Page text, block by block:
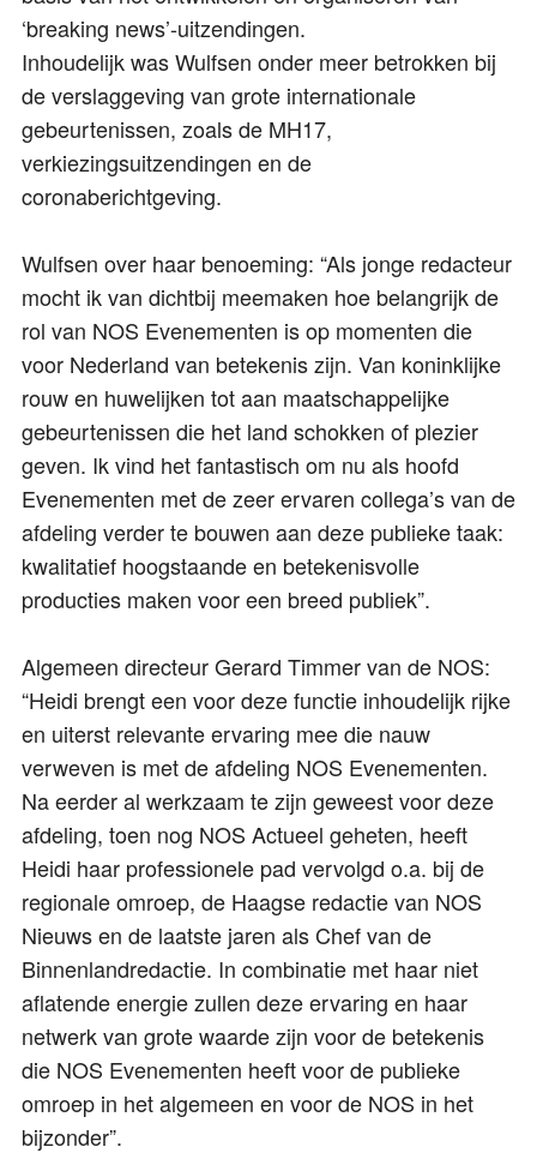
‘breaking news’-uitzendingen.
Inhoudelijk was Wulfsen onder meer betrokken bij
de verslaggeving van grote internationale
gebeurtenissen, zoals de MH17,
verkiezingsuitzendingen en de
coronaberichtgeving.
Wulfsen over haar benoeming: “Als jonge redacteur
mocht ik van dichtbij meemaken hoe belangrijk de
rol van NOS Evenementen is op momenten die
voor Nederland van betekenis zijn. Van koninklijke
rouw en huwelijken tot aan maatschappelijke
gebeurtenissen die het land schokken of plezier
geven. Ik vind het fantastisch om nu als hoofd
Evenementen met de zeer ervaren collega’s van de
afdeling verder te bouwen aan deze publieke taak:
kwalitatief hoogstaande en betekenisvolle
producties maken voor een breed publiek”.
Algemeen directeur Gerard Timmer van de NOS:
“Heidi brengt een voor deze functie inhoudelijk rijke
en uiterst relevante ervaring mee die nauw
verweven is met de afdeling NOS Evenementen.
Na eerder al werkzaam te zijn geweest voor deze
afdeling, toen nog NOS Actueel geheten, heeft
Heidi haar professionele pad vervolgd o.a. bij de
regionale omroep, de Haagse redactie van NOS
Nieuws en de laatste jaren als Chef van de
Binnenlandredactie. In combinatie met haar niet
aflatende energie zullen deze ervaring en haar
netwerk van grote waarde zijn voor de betekenis
die NOS Evenementen heeft voor de publieke
omroep in het algemeen en voor de NOS in het
bijzonder”.